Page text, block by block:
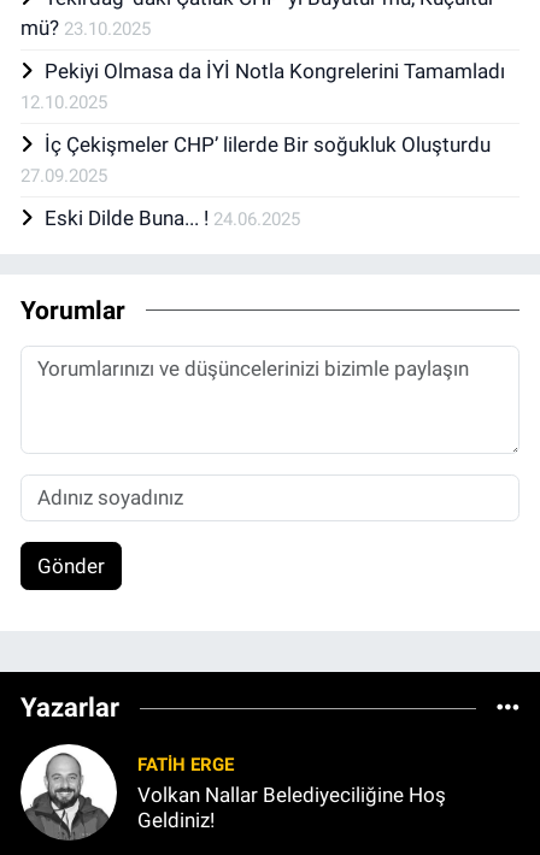
mü? 23.10.2025
Pekiyi Olmasa da İYİ Notla Kongrelerini Tamamladı
12.10.2025
İç Çekişmeler CHP’ lilerde Bir soğukluk Oluşturdu
27.09.2025
Eski Dilde Buna... ! 24.06.2025
Yorumlar
Gönder
Yazarlar
FATIH ERGE
Volkan Nallar Belediyeciliğine Hoş
Geldiniz!